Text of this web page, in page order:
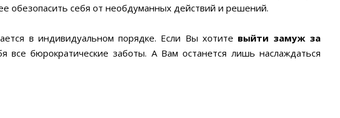
обезопасить себя от необдуманных действий и решений.
в индивидуальном порядке. Если Вы хотите выйти замуж за
бюрократические заботы. А Вам останется лишь наслаждаться